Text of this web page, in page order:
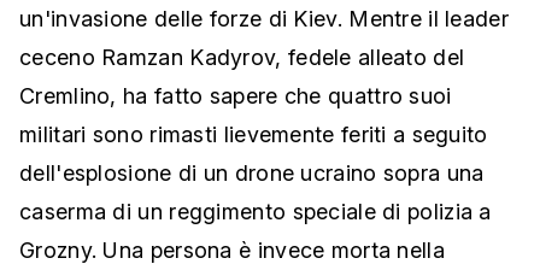
un'invasione delle forze di Kiev. Mentre il leader
ceceno Ramzan Kadyrov, fedele alleato del
Cremlino, ha fatto sapere che quattro suoi
militari sono rimasti lievemente feriti a seguito
dell'esplosione di un drone ucraino sopra una
caserma di un reggimento speciale di polizia a
Grozny. Una persona è invece morta nella